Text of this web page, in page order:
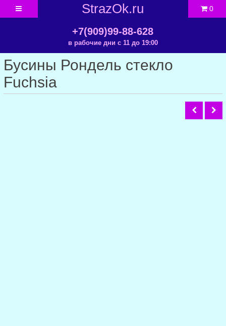
StrazOk.ru
+7(909)99-88-628
в рабочие дни с 11 до 19:00
0
Бусины Рондель стекло
Fuchsia